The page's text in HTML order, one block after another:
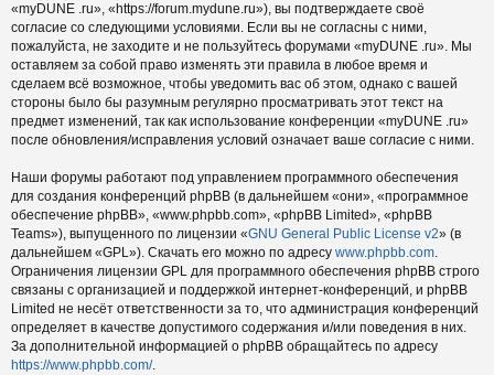
«myDUNE .ru», «https://forum.mydune.ru»), вы подтверждаете своё
согласие со следующими условиями. Если вы не согласны с ними,
пожалуйста, не заходите и не пользуйтесь форумами «myDUNE .ru». Мы
оставляем за собой право изменять эти правила в любое время и
сделаем всё возможное, чтобы уведомить вас об этом, однако с вашей
стороны было бы разумным регулярно просматривать этот текст на
предмет изменений, так как использование конференции «myDUNE .ru»
после обновления/исправления условий означает ваше согласие с ними.
Наши форумы работают под управлением программного обеспечения
для создания конференций phpBB (в дальнейшем «они», «программное
обеспечение phpBB», «www.phpbb.com», «phpBB Limited», «phpBB
Teams»), выпущенного по лицензии «GNU General Public License v2» (в
дальнейшем «GPL»). Скачать его можно по адресу www.phpbb.com.
Ограничения лицензии GPL для программного обеспечения phpBB строго
связаны с организацией и поддержкой интернет-конференций, и phpBB
Limited не несёт ответственности за то, что администрация конференций
определяет в качестве допустимого содержания и/или поведения в них.
За дополнительной информацией о phpBB обращайтесь по адресу
https://www.phpbb.com/.